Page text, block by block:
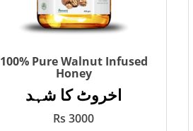
100% Pure Walnut Infused
Honey
اخروٹ کا شہد
Rs 3000